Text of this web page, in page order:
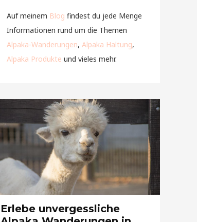
Auf meinem Blog findest du jede Menge
Informationen rund um die Themen
Alpaka-Wanderungen, Alpaka Haltung,
Alpaka Produkte und vieles mehr.
Erlebe unvergessliche